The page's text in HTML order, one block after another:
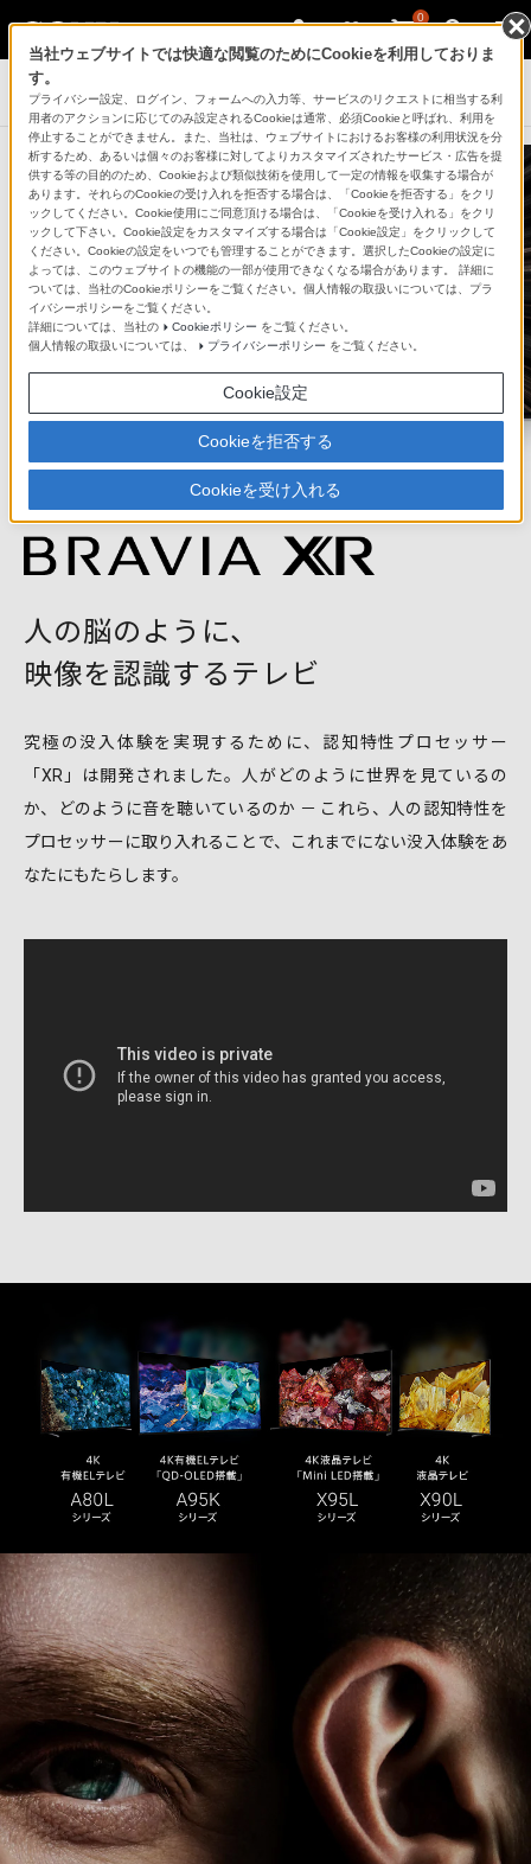
0
テレビ ブラビア
人の脳のように、
映像を認識するテレビ
究極の没入体験を実現するために、認知特性プロセッサー
「XR」は開発されました。人がどのように世界を見ているの
か、どのように音を聴いているのか － これら、人の認知特性を
プロセッサーに取り入れることで、これまでにない没入体験をあ
なたにもたらします。
当社ウェブサイトでは快適な閲覧のためにCookieを利用しておりま
す。
プライバシー設定、ログイン、フォームへの入力等、サービスのリクエストに相当する利
用者のアクションに応じてのみ設定されるCookieは通常、必須Cookieと呼ばれ、利用を
停止することができません。また、当社は、ウェブサイトにおけるお客様の利用状況を分
析するため、あるいは個々のお客様に対してよりカスタマイズされたサービス・広告を提
供する等の目的のため、Cookieおよび類似技術を使用して一定の情報を収集する場合が
あります。それらのCookieの受け入れを拒否する場合は、「Cookieを拒否する」をクリ
ックしてください。Cookie使用にご同意頂ける場合は、「Cookieを受け入れる」をクリ
ックして下さい。Cookie設定をカスタマイズする場合は「Cookie設定」をクリックして
ください。Cookieの設定をいつでも管理することができます。選択したCookieの設定に
よっては、このウェブサイトの機能の一部が使用できなくなる場合があります。 詳細に
ついては、当社のCookieポリシーをご覧ください。個人情報の取扱いについては、プラ
イバシーポリシーをご覧ください。
詳細については、当社の
Cookieポリシー をご覧ください。
個人情報の取扱いについては、
プライバシーポリシー をご覧ください。
Cookie設定
Cookieを拒否する
Cookieを受け入れる